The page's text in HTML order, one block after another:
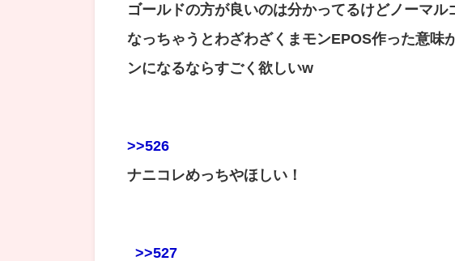
ゴールドの方が良いのは分かってるけどノーマ
なっちゃうとわざわざくまモンEPOS作った意味
ンになるならすごく欲しいw
>>526
ナニコレめっちやほしい！
>>527